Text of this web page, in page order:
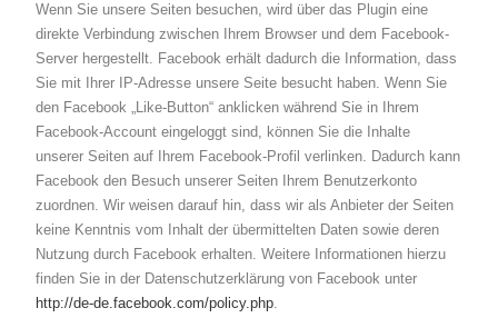
Wenn Sie unsere Seiten besuchen, wird über das Plugin eine
direkte Verbindung zwischen Ihrem Browser und dem Facebook-
Server hergestellt. Facebook erhält dadurch die Information, dass
Sie mit Ihrer IP-Adresse unsere Seite besucht haben. Wenn Sie
den Facebook „Like-Button“ anklicken während Sie in Ihrem
Facebook-Account eingeloggt sind, können Sie die Inhalte
unserer Seiten auf Ihrem Facebook-Profil verlinken. Dadurch kann
Facebook den Besuch unserer Seiten Ihrem Benutzerkonto
zuordnen. Wir weisen darauf hin, dass wir als Anbieter der Seiten
keine Kenntnis vom Inhalt der übermittelten Daten sowie deren
Nutzung durch Facebook erhalten. Weitere Informationen hierzu
finden Sie in der Datenschutzerklärung von Facebook unter
http://de-de.facebook.com/policy.php.